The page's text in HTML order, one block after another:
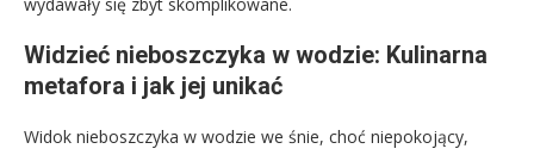
Widzieć nieboszczyka w wodzie: Kulinarna
metafora i jak jej unikać
Widok nieboszczyka w wodzie we śnie, choć niepokojący,